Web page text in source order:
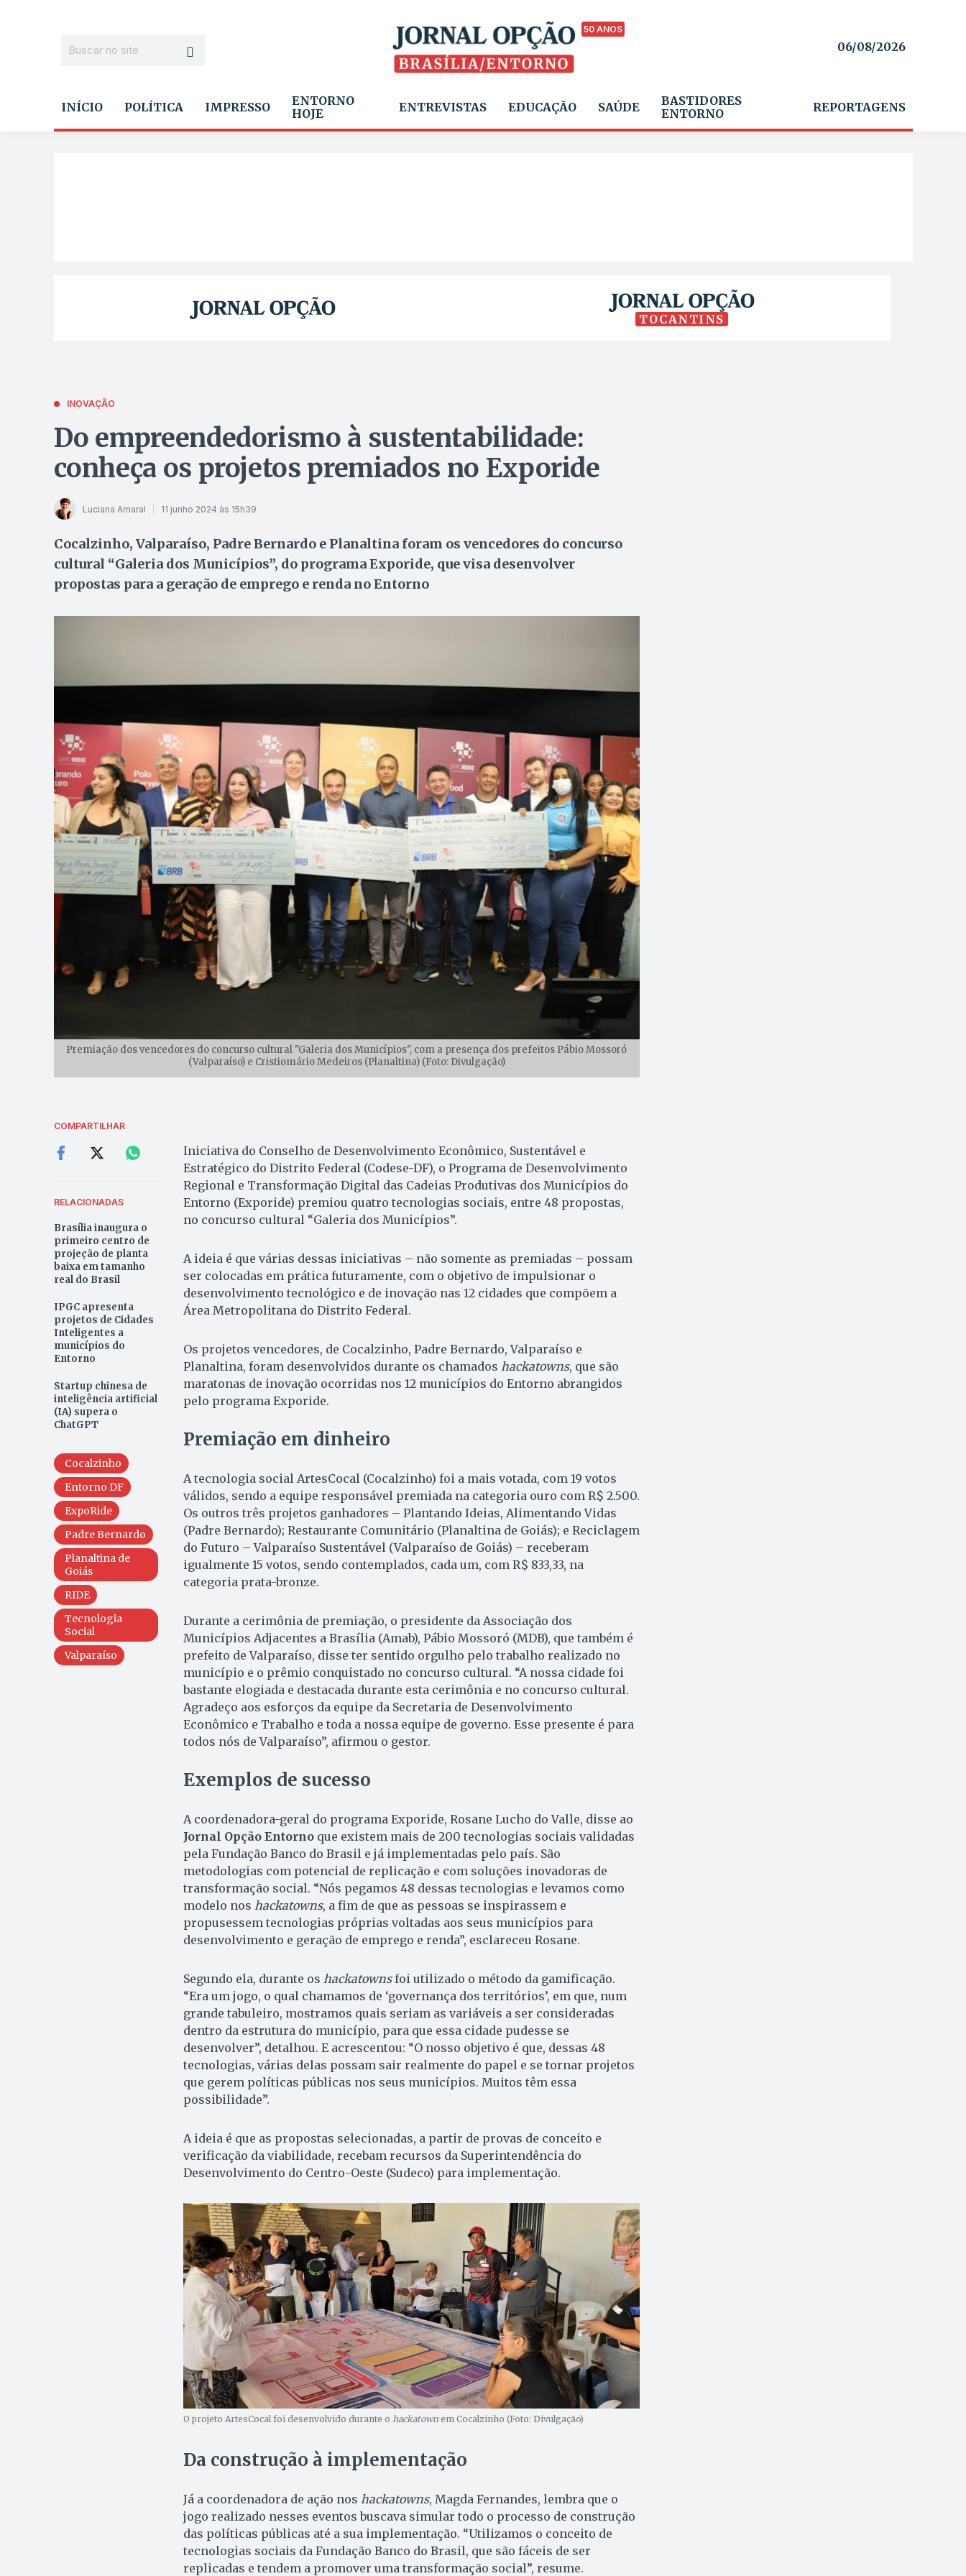
50 ANOS
06/08/2026
INÍCIO POLÍTICA IMPRESSO
ENTORNO
HOJE
ENTREVISTAS EDUCAÇÃO SAÚDE
BASTIDORES
ENTORNO
REPORTAGENS
TOCANTINS
INOVAÇÃO
Do empreendedorismo à sustentabilidade:
conheça os projetos premiados no Exporide
Luciana Amaral 11 junho 2024 às 15h39
Cocalzinho, Valparaíso, Padre Bernardo e Planaltina foram os vencedores do concurso
cultural “Galeria dos Municípios”, do programa Exporide, que visa desenvolver
propostas para a geração de emprego e renda no Entorno
Premiação dos vencedores do concurso cultural "Galeria dos Municípios", com a presença dos prefeitos Pábio Mossoró
(Valparaíso) e Cristiomário Medeiros (Planaltina) (Foto: Divulgação)
COMPARTILHAR
RELACIONADAS
Brasília inaugura o
primeiro centro de
projeção de planta
baixa em tamanho
real do Brasil
IPGC apresenta
projetos de Cidades
Inteligentes a
municípios do
Entorno
Startup chinesa de
inteligência artificial
(IA) supera o
ChatGPT
Cocalzinho
Entorno DF
ExpoRide
Padre Bernardo
Planaltina de
Goiás
RIDE
Tecnologia
Social
Valparaíso
Iniciativa do Conselho de Desenvolvimento Econômico, Sustentável e
Estratégico do Distrito Federal (Codese-DF), o Programa de Desenvolvimento
Regional e Transformação Digital das Cadeias Produtivas dos Municípios do
Entorno (Exporide) premiou quatro tecnologias sociais, entre 48 propostas,
no concurso cultural “Galeria dos Municípios”.
A ideia é que várias dessas iniciativas – não somente as premiadas – possam
ser colocadas em prática futuramente, com o objetivo de impulsionar o
desenvolvimento tecnológico e de inovação nas 12 cidades que compõem a
Área Metropolitana do Distrito Federal.
Os projetos vencedores, de Cocalzinho, Padre Bernardo, Valparaíso e
Planaltina, foram desenvolvidos durante os chamados hackatowns, que são
maratonas de inovação ocorridas nos 12 municípios do Entorno abrangidos
pelo programa Exporide.
Premiação em dinheiro
A tecnologia social ArtesCocal (Cocalzinho) foi a mais votada, com 19 votos
válidos, sendo a equipe responsável premiada na categoria ouro com R$ 2.500.
Os outros três projetos ganhadores – Plantando Ideias, Alimentando Vidas
(Padre Bernardo); Restaurante Comunitário (Planaltina de Goiás); e Reciclagem
do Futuro – Valparaíso Sustentável (Valparaíso de Goiás) – receberam
igualmente 15 votos, sendo contemplados, cada um, com R$ 833,33, na
categoria prata-bronze.
Durante a cerimônia de premiação, o presidente da Associação dos
Municípios Adjacentes a Brasília (Amab), Pábio Mossoró (MDB), que também é
prefeito de Valparaíso, disse ter sentido orgulho pelo trabalho realizado no
município e o prêmio conquistado no concurso cultural. “A nossa cidade foi
bastante elogiada e destacada durante esta cerimônia e no concurso cultural.
Agradeço aos esforços da equipe da Secretaria de Desenvolvimento
Econômico e Trabalho e toda a nossa equipe de governo. Esse presente é para
todos nós de Valparaíso”, afirmou o gestor.
Exemplos de sucesso
A coordenadora-geral do programa Exporide, Rosane Lucho do Valle, disse ao
Jornal Opção Entornoque existem mais de 200 tecnologias sociais validadas
pela Fundação Banco do Brasil e já implementadas pelo país. São
metodologias com potencial de replicação e com soluções inovadoras de
transformação social. “Nós pegamos 48 dessas tecnologias e levamos como
modelo nos hackatowns, a fim de que as pessoas se inspirassem e
propusessem tecnologias próprias voltadas aos seus municípios para
desenvolvimento e geração de emprego e renda”, esclareceu Rosane.
Segundo ela, durante os hackatownsfoi utilizado o método da gamificação.
“Era um jogo, o qual chamamos de ‘governança dos territórios’, em que, num
grande tabuleiro, mostramos quais seriam as variáveis a ser consideradas
dentro da estrutura do município, para que essa cidade pudesse se
desenvolver”, detalhou. E acrescentou: “O nosso objetivo é que, dessas 48
tecnologias, várias delas possam sair realmente do papel e se tornar projetos
que gerem políticas públicas nos seus municípios. Muitos têm essa
possibilidade”.
A ideia é que as propostas selecionadas, a partir de provas de conceito e
verificação da viabilidade, recebam recursos da Superintendência do
Desenvolvimento do Centro-Oeste (Sudeco) para implementação.
O projeto ArtesCocal foi desenvolvido durante o hackatownem Cocalzinho (Foto: Divulgação)
Da construção à implementação
Já a coordenadora de ação nos hackatowns, Magda Fernandes, lembra que o
jogo realizado nesses eventos buscava simular todo o processo de construção
das políticas públicas até a sua implementação. “Utilizamos o conceito de
tecnologias sociais da Fundação Banco do Brasil, que são fáceis de ser
replicadas e tendem a promover uma transformação social”, resume.